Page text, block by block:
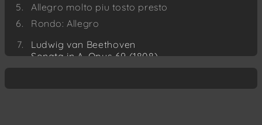
Allegro molto piu tosto presto
Rondo: Allegro
Ludwig van Beethoven
Sonata in A, Opus 69 (1808)
Allegro ma non tanto